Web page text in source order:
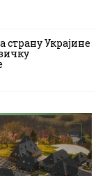
страну Украјине